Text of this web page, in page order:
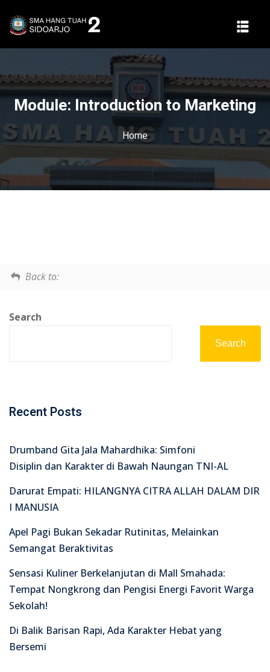
Module: Introduction to Marketing
Home
Back to:
Search
Search
Recent Posts
Drumband Gita Jala Mahardhika: Simfoni
Disiplin dan Karakter di Bawah Naungan TNI-AL
Darurat Empati: HILANGNYA CITRA ALLAH DALAM DIR
I MANUSIA
Apel Pagi Bukan Sekadar Rutinitas, Melainkan
Semangat Beraktivitas
Sensasi Kuliner Berkelanjutan di Mall Smahada:
Tempat Nongkrong dan Pengisi Energi Favorit Warga
Sekolah!
Di Balik Barisan Rapi, Ada Karakter Hebat yang
Bersemi